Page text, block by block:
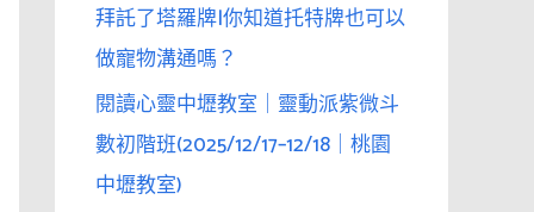
拜託了塔羅牌|你知道托特牌也可以
做寵物溝通嗎？
閱讀心靈中壢教室｜靈動派紫微斗
數初階班(2025/12/17–12/18｜桃園
中壢教室)